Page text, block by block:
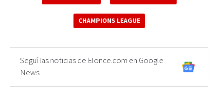
CHAMPIONS LEAGUE
Seguí las noticias de Elonce.com en Google
News